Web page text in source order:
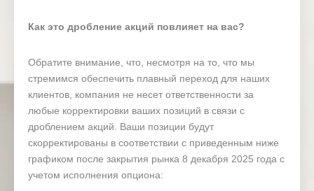
Как это дробление акций повлияет на вас?
Обратите внимание, что, несмотря на то, что мы
стремимся обеспечить плавный переход для наших
клиентов, компания не несет ответственности за
любые корректировки ваших позиций в связи с
дроблением акций. Ваши позиции будут
скорректированы в соответствии с приведенным ниже
графиком после закрытия рынка 8 декабря 2025 года с
учетом исполнения опциона: